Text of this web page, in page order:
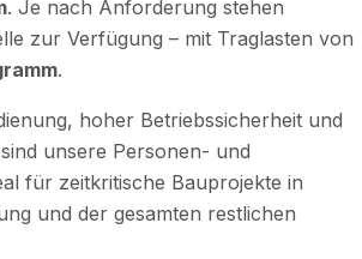
. Je nach Anforderung stehen
zur Verfügung – mit Traglasten von
.
hoher Betriebssicherheit und
unsere Personen- und
für zeitkritische Bauprojekte in
und der gesamten restlichen